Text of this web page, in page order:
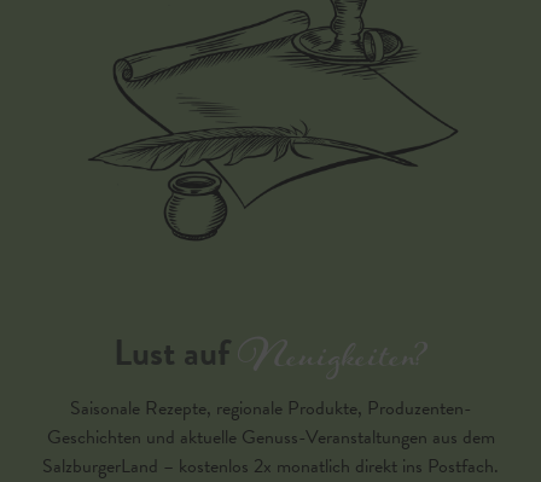
Lust aufNeuigkeiten?
Saisonale Rezepte, regionale Produkte, Produzenten-
Geschichten und aktuelle Genuss-Veranstaltungen aus dem
SalzburgerLand – kostenlos 2x monatlich direkt ins Postfach.